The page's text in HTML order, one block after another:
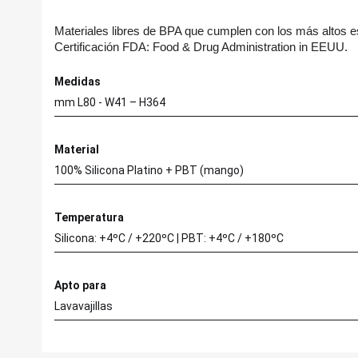
Materiales libres de BPA que cumplen con los más altos
Certificación FDA: Food & Drug Administration in EEUU.
Medidas
mm L80 - W41 – H364
Material
100% Silicona Platino + PBT (mango)
Temperatura
Silicona: +4ºC / +220ºC | PBT: +4ºC / +180ºC
Apto para
Lavavajillas